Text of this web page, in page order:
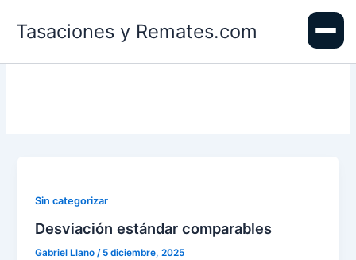
Tasaciones y Remates.com
Sin categorizar
Desviación estándar comparables
Gabriel Llano/ 5 diciembre, 2025